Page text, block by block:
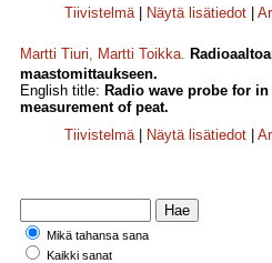
Tiivistelmä| Näytä lisätiedot
Martti Tiuri, Martti Toikka.
maastomittaukseen.
English title: Radio wave probe for
measurement of peat.
Tiivistelmä| Näytä lisätiedot
Mikä tahansa sana
Kaikki sanat